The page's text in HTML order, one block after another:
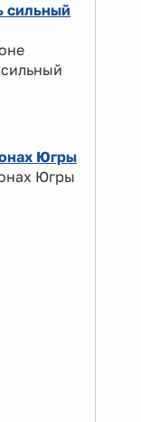
сильный
Югры
Югры